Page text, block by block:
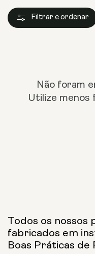
Filtrar e ordenar
Não foram
Utilize menos
Todos os nossos
fabricados em
Boas Práticas de